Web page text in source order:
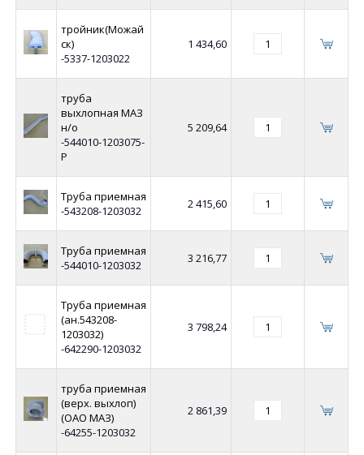
тройник(Можай
ск)
-5337-1203022
1 434,60
труба
выхлопная МАЗ
н/о
-544010-1203075-
Р
5 209,64
Труба приемная
-543208-1203032
2 415,60
Труба приемная
-544010-1203032
3 216,77
Труба приемная
(ан.543208-
1203032)
-642290-1203032
3 798,24
труба приемная
(верх. выхлоп)
(ОАО МАЗ)
-64255-1203032
2 861,39